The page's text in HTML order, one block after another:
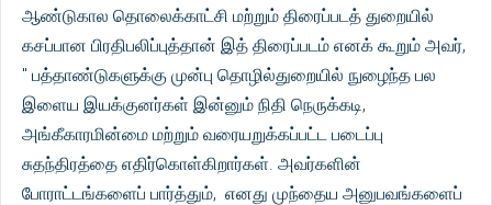
ஆண்டுகால தொலைக்காட்சி மற்றும் திரைப்படத் துறையில்
கசப்பான பிரதிபலிப்புத்தான் இத் திரைப்படம் எனக் கூறும் அவர்,
" பத்தாண்டுகளுக்கு முன்பு தொழில்துறையில் நுழைந்த பல
இளைய இயக்குனர்கள் இன்னும் நிதி நெருக்கடி,
அங்கீகாரமின்மை மற்றும் வரையறுக்கப்பட்ட படைப்பு
சுதந்திரத்தை எதிர்கொள்கிறார்கள். அவர்களின்
போராட்டங்களைப் பார்த்தும், எனது முந்தைய அனுபவங்களைப்